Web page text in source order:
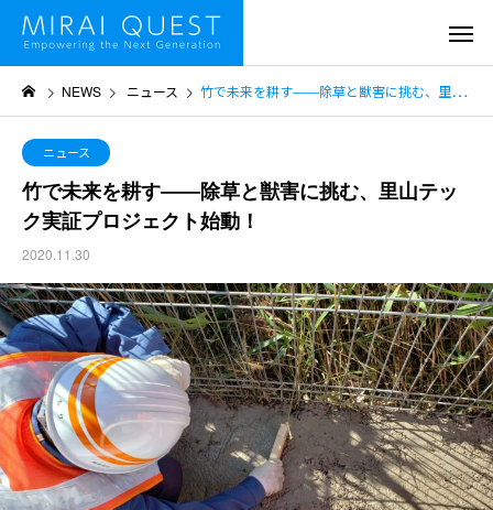
NEWS ニュース 竹で未来を耕す――除草と獣害に挑む、里山テック実証プロジェクト始動！
ニュース
竹で未来を耕す――除草と獣害に挑む、里山テッ
ク実証プロジェクト始動！
2020.11.30